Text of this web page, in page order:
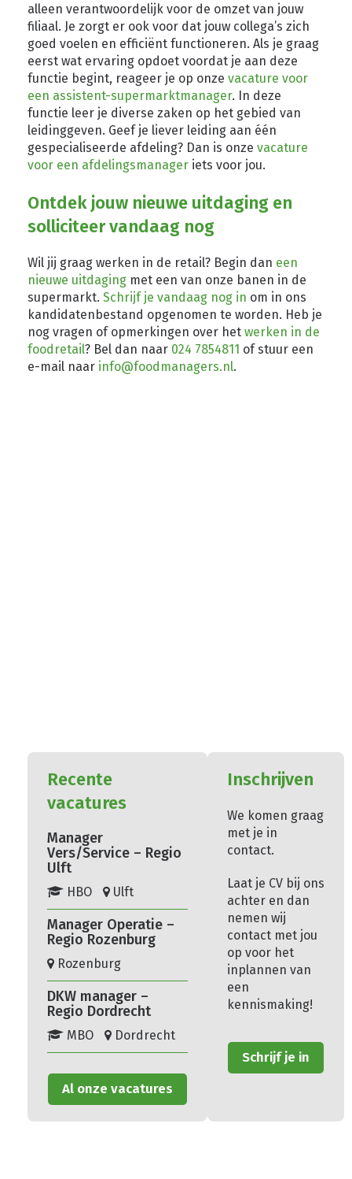
alleen verantwoordelijk voor de omzet van jouw
filiaal. Je zorgt er ook voor dat jouw collega’s zich
goed voelen en efficiënt functioneren. Als je graag
eerst wat ervaring opdoet voordat je aan deze
functie begint, reageer je op onze vacature voor
een assistent-supermarktmanager. In deze
functie leer je diverse zaken op het gebied van
leidinggeven. Geef je liever leiding aan één
gespecialiseerde afdeling? Dan is onze vacature
voor een afdelingsmanager iets voor jou.
Ontdek jouw nieuwe uitdaging en
solliciteer vandaag nog
Wil jij graag werken in de retail? Begin dan een
nieuwe uitdaging met een van onze banen in de
supermarkt. Schrijf je vandaag nog in om in ons
kandidatenbestand opgenomen te worden. Heb je
nog vragen of opmerkingen over het werken in de
foodretail? Bel dan naar 024 7854811 of stuur een
e-mail naar info@foodmanagers.nl.
Recente
vacatures
Manager
Vers/Service – Regio
Ulft
HBO Ulft
Manager Operatie –
Regio Rozenburg
Rozenburg
DKW manager –
Regio Dordrecht
MBO Dordrecht
Al onze vacatures
Inschrijven
We komen graag
met je in
contact.
Laat je CV bij ons
achter en dan
nemen wij
contact met jou
op voor het
inplannen van
een
kennismaking!
Schrijf je in